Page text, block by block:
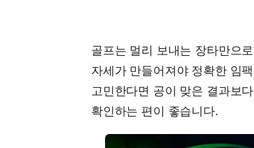
골프는 멀리 보내는 장타만으
자세가 만들어져야 정확한 임
고민한다면 공이 맞은 결과보
확인하는 편이 좋습니다.